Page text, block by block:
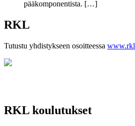
pääkomponentista. […]
RKL
Tutustu yhdistykseen osoitteessa
RKL koulutukset